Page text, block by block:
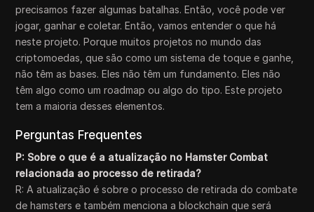
precisamos fazer algumas batalhas. Então, você pode ver
jogar, ganhar e coletar. Então, vamos entender o que há
neste projeto. Porque muitos projetos no mundo das
criptomoedas, que são como um sistema de toque e ganhe,
não têm as bases. Eles não têm um fundamento. Eles não
têm algo como um roadmap ou algo do tipo. Este projeto
tem a maioria desses elementos.
Perguntas Frequentes
P: Sobre o que é a atualização no Hamster Combat
relacionada ao processo de retirada?
R: A atualização é sobre o processo de retirada do combate
de hamsters e também menciona a blockchain que será